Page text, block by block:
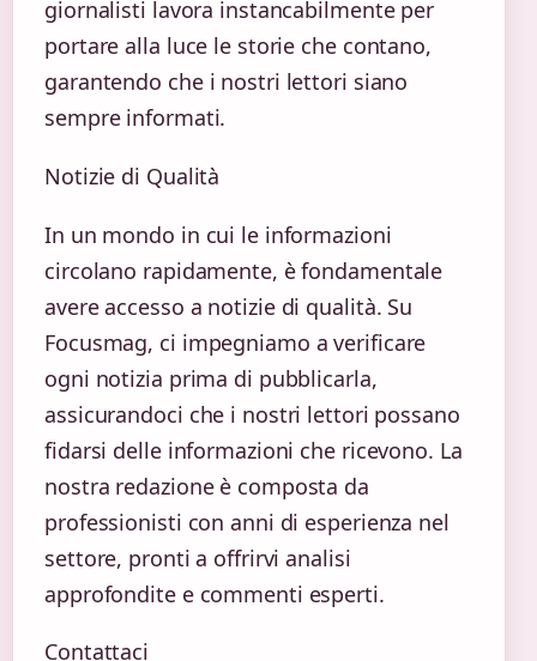
giornalisti lavora instancabilmente per
portare alla luce le storie che contano,
garantendo che i nostri lettori siano
sempre informati.
Notizie di Qualità
In un mondo in cui le informazioni
circolano rapidamente, è fondamentale
avere accesso a notizie di qualità. Su
Focusmag, ci impegniamo a verificare
ogni notizia prima di pubblicarla,
assicurandoci che i nostri lettori possano
fidarsi delle informazioni che ricevono. La
nostra redazione è composta da
professionisti con anni di esperienza nel
settore, pronti a offrirvi analisi
approfondite e commenti esperti.
Contattaci